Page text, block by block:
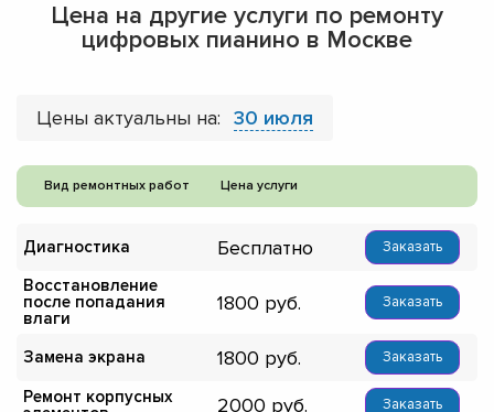
Цена на другие услуги по ремонту
цифровых пианино в Москве
Цены актуальны на: 30 июля
Вид ремонтных работ Цена услуги
Диагностика Бесплатно Заказать
Восстановление
после попадания
влаги
1800 Заказать
Замена экрана 1800 Заказать
Ремонт корпусных
2000 Заказать